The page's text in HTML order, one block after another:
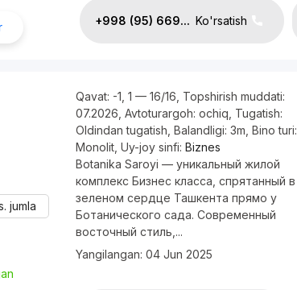
+998 (95) 669... Ko'rsatish
jumla
Qavat: -1, 1 — 16/16 Topshirish muddati:
07.2026 Avtoturargoh: ochiq Tugatish:
Oldindan tugatish Balandligi: 3m Bino turi:
Monolit, Uy-joy sinfi: Biznes
Botanika Saroyi — уникальный жилой
комплекс Бизнес класса, спрятанный в
зеленом сердце Ташкента прямо у
Ботанического сада. Современный
восточный стиль,...
Yangilangan: 04 Jun 2025